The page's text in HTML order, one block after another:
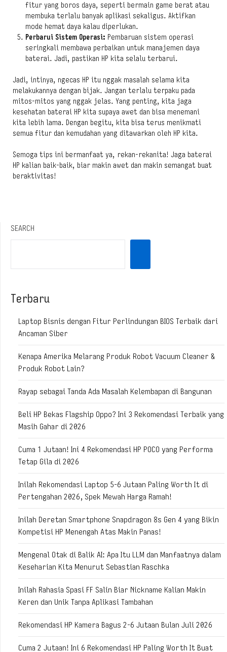
fitur yang boros daya, seperti bermain game berat atau
membuka terlalu banyak aplikasi sekaligus. Aktifkan
mode hemat daya kalau diperlukan.
Perbarui Sistem Operasi: Pembaruan sistem operasi
seringkali membawa perbaikan untuk manajemen daya
baterai. Jadi, pastikan HP kita selalu terbarui.
Jadi, intinya, ngecas HP itu nggak masalah selama kita
melakukannya dengan bijak. Jangan terlalu terpaku pada
mitos-mitos yang nggak jelas. Yang penting, kita jaga
kesehatan baterai HP kita supaya awet dan bisa menemani
kita lebih lama. Dengan begitu, kita bisa terus menikmati
semua fitur dan kemudahan yang ditawarkan oleh HP kita.
Semoga tips ini bermanfaat ya, rekan-rekanita! Jaga baterai
HP kalian baik-baik, biar makin awet dan makin semangat buat
beraktivitas!
SEARCH
Terbaru
Laptop Bisnis dengan Fitur Perlindungan BIOS Terbaik dari
Ancaman Siber
Kenapa Amerika Melarang Produk Robot Vacuum Cleaner &
Produk Robot Lain?
Rayap sebagai Tanda Ada Masalah Kelembapan di Bangunan
Beli HP Bekas Flagship Oppo? Ini 3 Rekomendasi Terbaik yang
Masih Gahar di 2026
Cuma 1 Jutaan! Ini 4 Rekomendasi HP POCO yang Performa
Tetap Gila di 2026
Inilah Rekomendasi Laptop 5-6 Jutaan Paling Worth It di
Pertengahan 2026, Spek Mewah Harga Ramah!
Inilah Deretan Smartphone Snapdragon 8s Gen 4 yang Bikin
Kompetisi HP Menengah Atas Makin Panas!
Mengenal Otak di Balik AI: Apa Itu LLM dan Manfaatnya dalam
Keseharian Kita Menurut Sebastian Raschka
Inilah Rahasia Spasi FF Salin Biar Nickname Kalian Makin
Keren dan Unik Tanpa Aplikasi Tambahan
Rekomendasi HP Kamera Bagus 2-6 Jutaan Bulan Juli 2026
Cuma 2 Jutaan! Ini 6 Rekomendasi HP Paling Worth It Buat